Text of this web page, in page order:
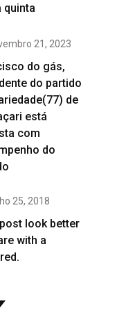
quinta
21, 2023
do gás,
do partido
de
está
com
do
25, 2018
look better
with a